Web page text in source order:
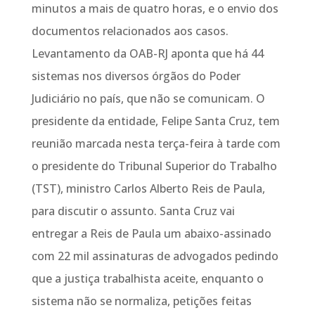
minutos a mais de quatro horas, e o envio dos
documentos relacionados aos casos.
Levantamento da OAB-RJ aponta que há 44
sistemas nos diversos órgãos do Poder
Judiciário no país, que não se comunicam. O
presidente da entidade, Felipe Santa Cruz, tem
reunião marcada nesta terça-feira à tarde com
o presidente do Tribunal Superior do Trabalho
(TST), ministro Carlos Alberto Reis de Paula,
para discutir o assunto. Santa Cruz vai
entregar a Reis de Paula um abaixo-assinado
com 22 mil assinaturas de advogados pedindo
que a justiça trabalhista aceite, enquanto o
sistema não se normaliza, petições feitas